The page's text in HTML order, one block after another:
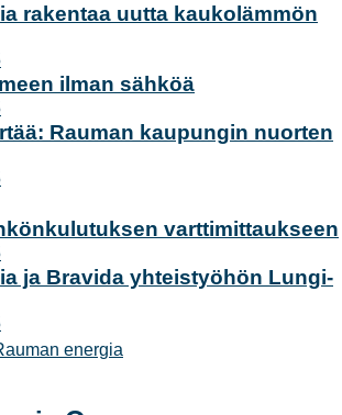
rakentaa uutta kaukolämmön
ilman sähköä
Rauman kaupungin nuorten
varttimittaukseen
ja Bravida yhteistyöhön Lungi-